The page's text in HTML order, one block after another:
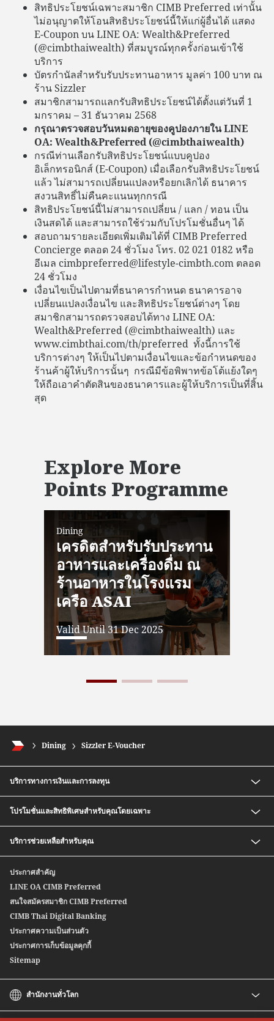
สิทธิประโยชน์เฉพาะสมาชิก CIMB Preferred เท่านั้น
ไม่อนุญาตให้โอนสิทธิประโยชน์นี้ให้แก่ผู้อื่นได้ แสดง
E-Coupon บน LINE OA: Wealth&Preferred
(@cimbthaiwealth) ที่สมบูรณ์ทุกครั้งก่อนเข้าใช้
บริการ
บัตรกำนัลสำหรับรับประทานอาหาร มูลค่า 100 บาท ณ
ร้าน Sizzler
สมาชิกสามารถแลกรับสิทธิประโยชน์ได้ตั้งแต่วันที่ 1
มกราคม – 31 ธันวาคม 2568
กรุณาตรวจสอบวันหมดอายุของคูปองภายใน LINE
OA: Wealth&Preferred (@cimbthaiwealth)
กรณีท่านเลือกรับสิทธิประโยชน์แบบคูปอง
อิเล็กทรอนิกส์ (E-Coupon) เมื่อเลือกรับสิทธิประโยชน์
แล้ว ไม่สามารถเปลี่ยนแปลงหรือยกเลิกได้ ธนาคาร
สงวนสิทธิ์ไม่คืนคะแนนทุกกรณี
สิทธิประโยชน์นี้ไม่สามารถเปลี่ยน / แลก / ทอน เป็น
เงินสดได้ และสามารถใช้ร่วมกับโปรโมชั่นอื่นๆ ได้
สอบถามรายละเอียดเพิ่มเติมได้ที่ CIMB Preferred
Concierge ตลอด 24 ชั่วโมง โทร. 02 021 0182 หรือ
อีเมล cimbpreferred@lifestyle-cimbth.com ตลอด
24 ชั่วโมง
เงื่อนไขเป็นไปตามที่ธนาคารกำหนด ธนาคารอาจ
เปลี่ยนแปลงเงื่อนไข และสิทธิประโยชน์ต่างๆ โดย
สมาชิกสามารถตรวจสอบได้ทาง LINE OA:
Wealth&Preferred (@cimbthaiwealth) และ
www.cimbthai.com/th/preferred ทั้งนี้การใช้
บริการต่างๆ ให้เป็นไปตามเงื่อนไขและข้อกำหนดของ
ร้านค้าผู้ให้บริการนั้นๆ กรณีมีข้อพิพาทข้อโต้แย้งใดๆ
ให้ถือเอาคำตัดสินของธนาคารและผู้ให้บริการเป็นที่สิ้น
สุด
Explore More
Points Programme
Dining
เครดิตสำหรับรับประทาน
อาหารและเครื่องดื่ม ณ
ร้านอาหารในโรงแรม
เครือ ASAI
Valid Until 31 Dec 2025
Dining Sizzler E-Voucher
บริการทางการเงินและการลงทุน
กองทุนรวม
บริการซื้อ-ขายตราสารหนี้ก่อนครบกำหนด
หุ้นกู้อนุพันธ์แฝง
บริการซื้อ-ขายตราสารหนี้สกุลเงินต่างประเทศ
สปีดเซนด์
ซีไอเอ็มบี ไทย บริการโอนเงินระหว่างประเทศ
Wealth Credit Line
หุ้นกู้ตลาดแรก
โปรโมชั่นและสิทธิพิเศษสำหรับคุณโดยเฉพาะ
Safe Deposit Box Privilege
บริการช่วยเหลือสำหรับคุณ
สาขาของเรา
ประกาศสำคัญ
LINE OA CIMB Preferred
สนใจสมัครสมาชิก CIMB Preferred
CIMB Thai Digital Banking
ประกาศความเป็นส่วนตัว
ประกาศการเก็บข้อมูลคุกกี้
Sitemap
สำนักงานทั่วโลก